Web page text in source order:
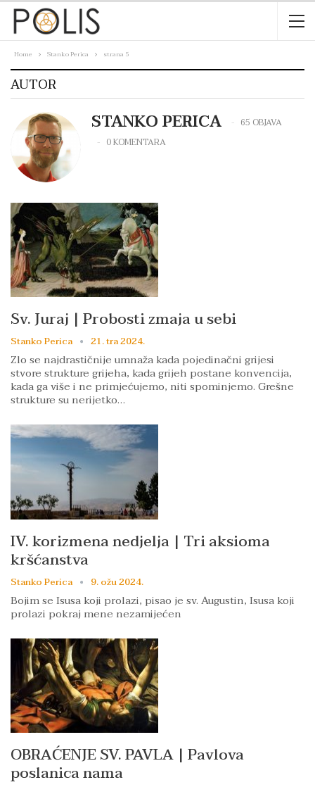
Home Stanko Perica strana 5
AUTOR
STANKO PERICA
65 OBJAVA
0 KOMENTARA
Sv. Juraj | Probosti zmaja u sebi
Stanko Perica 21. tra 2024.
Zlo se najdrastičnije umnaža kada pojedinačni grijesi
stvore strukture grijeha, kada grijeh postane konvencija,
kada ga više i ne primjećujemo, niti spominjemo. Grešne
strukture su nerijetko…
IV. korizmena nedjelja | Tri aksioma
kršćanstva
Stanko Perica 9. ožu 2024.
Bojim se Isusa koji prolazi, pisao je sv. Augustin, Isusa koji
prolazi pokraj mene nezamijećen
OBRAĆENJE SV. PAVLA | Pavlova
poslanica nama